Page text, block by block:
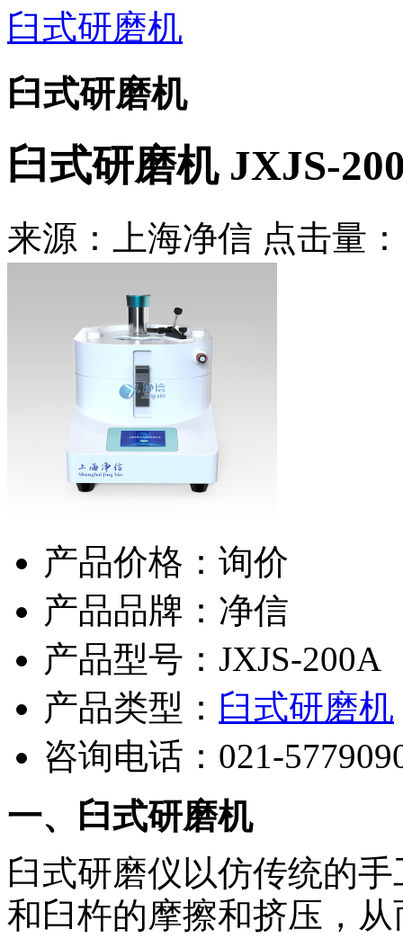
臼式研磨机
臼式研磨机
臼式研磨机 JXJS-
来源：上海净信 点击量：
产品价格：询价
产品品牌：净信
产品型号：JXJS-200A
产品类型： 臼式研磨机
咨询电话： 021-
一、臼式研磨机
臼式研磨仪以仿传统的
和臼杵的摩擦和挤压，